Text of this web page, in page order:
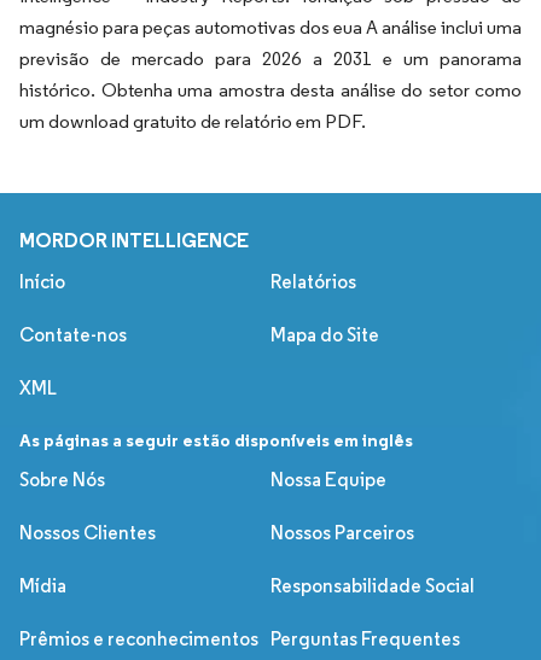
magnésio para peças automotivas dos eua A análise inclui uma
previsão de mercado para 2026 a 2031 e um panorama
histórico. Obtenha uma amostra desta análise do setor como
um download gratuito de relatório em PDF.
MORDOR INTELLIGENCE
Início Relatórios
Contate-nos Mapa do Site
XML
As páginas a seguir estão disponíveis em inglês
Sobre Nós
Nossa Equipe
Nossos Clientes Nossos Parceiros
Mídia Responsabilidade Social
Prêmios e reconhecimentos Perguntas Frequentes